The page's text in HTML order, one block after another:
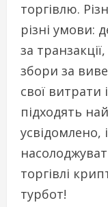
торгівлю.
різні умови:
за
збори за
свої витрати
підходять
усвідомлено,
торгівлі
турбот!